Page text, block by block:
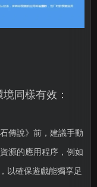
同樣有效：
傳說》前，建議手動
源的應用程序，例如
以確保遊戲能獨享足